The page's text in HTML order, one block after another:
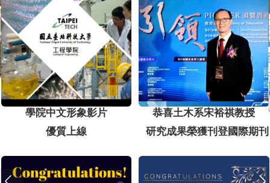
學院中文形象影片
優質上線
恭喜土木系宋裕祺教授
研究成果榮獲刊登國際期刊